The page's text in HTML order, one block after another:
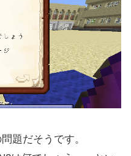
題だそうです。